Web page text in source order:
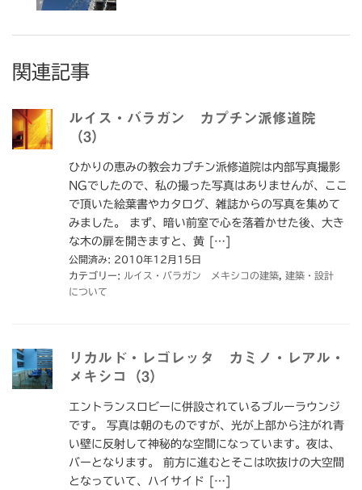
関連記事
ルイス・バラガン カプチン派修道院
（3）
ひかりの恵みの教会カプチン派修道院は内部写真撮影
NGでしたので、私の撮った写真はありませんが、ここ
で頂いた絵葉書やカタログ、雑誌からの写真を集めて
みました。 まず、暗い前室で心を落着かせた後、大き
な木の扉を開きますと、黄 […]
公開済み: 2010年12月15日
カテゴリー: ルイス・バラガン メキシコの建築
建築・設計
について
リカルド・レゴレッタ カミノ・レアル・
メキシコ（3）
エントランスロビーに併設されているブルーラウンジ
です。 写真は朝のものですが、光が上部から注がれ青
い壁に反射して神秘的な空間になっています。夜は、
バーとなります。 前方に進むとそこは吹抜けの大空間
となっていて、ハイサイド […]